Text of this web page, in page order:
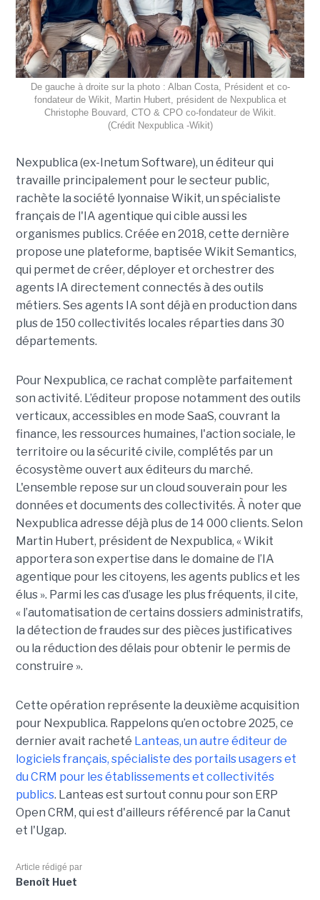
De gauche à droite sur la photo : Alban Costa, Président et co-
fondateur de Wikit, Martin Hubert, président de Nexpublica et
Christophe Bouvard, CTO & CPO co-fondateur de Wikit.
(Crédit Nexpublica -Wikit)
Nexpublica (ex-Inetum Software), un éditeur qui
travaille principalement pour le secteur public,
rachète la société lyonnaise Wikit, un spécialiste
français de l'IA agentique qui cible aussi les
organismes publics. Créée en 2018, cette dernière
propose une plateforme, baptisée Wikit Semantics,
qui permet de créer, déployer et orchestrer des
agents IA directement connectés à des outils
métiers. Ses agents IA sont déjà en production dans
plus de 150 collectivités locales réparties dans 30
départements.
Pour Nexpublica, ce rachat complète parfaitement
son activité. L’éditeur propose notamment des outils
verticaux, accessibles en mode SaaS, couvrant la
finance, les ressources humaines, l'action sociale, le
territoire ou la sécurité civile, complétés par un
écosystème ouvert aux éditeurs du marché.
L'ensemble repose sur un cloud souverain pour les
données et documents des collectivités. À noter que
Nexpublica adresse déjà plus de 14 000 clients. Selon
Martin Hubert, président de Nexpublica, « Wikit
apportera son expertise dans le domaine de l’IA
agentique pour les citoyens, les agents publics et les
élus ». Parmi les cas d’usage les plus fréquents, il cite,
« l’automatisation de certains dossiers administratifs,
la détection de fraudes sur des pièces justificatives
ou la réduction des délais pour obtenir le permis de
construire ».
Cette opération représente la deuxième acquisition
pour Nexpublica. Rappelons qu’en octobre 2025, ce
dernier avait racheté Lanteas, un autre éditeur de
logiciels français, spécialiste des portails usagers et
du CRM pour les établissements et collectivités
publics. Lanteas est surtout connu pour son ERP
Open CRM, qui est d'ailleurs référencé par la Canut
et l'Ugap.
Article rédigé par
Benoît Huet